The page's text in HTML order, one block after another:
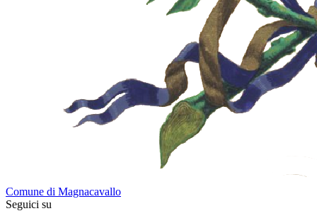
Comune di Magnacavallo
Seguici su